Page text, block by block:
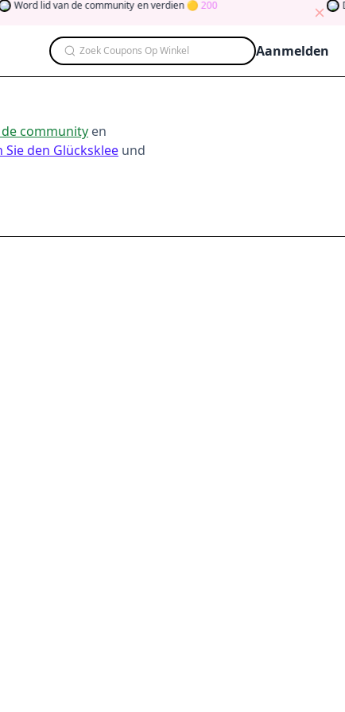
Word lid van de community en verdien 200
Zoek Coupons Op Winkel Aanmelden
community en
Sie den Glücksklee und